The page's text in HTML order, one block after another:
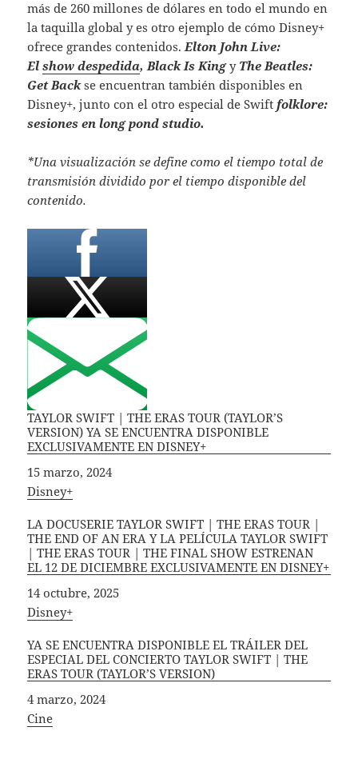
más de 260 millones de dólares en todo el mundo en
la taquilla global y es otro ejemplo de cómo Disney+
ofrece grandes contenidos. Elton John Live:
Elshow despedida, Black Is KingyThe Beatles:
Get Backse encuentran también disponibles en
Disney+, junto con el otro especial de Swift folklore:
sesiones en long pond studio.
*Una visualización se define como el tiempo total de
transmisión dividido por el tiempo disponible del
contenido.
TAYLOR SWIFT | THE ERAS TOUR (TAYLOR’S
VERSION) YA SE ENCUENTRA DISPONIBLE
EXCLUSIVAMENTE EN DISNEY+
Fecha
15 marzo, 2024
In relation to
Disney+
LA DOCUSERIE TAYLOR SWIFT | THE ERAS TOUR |
THE END OF AN ERA Y LA PELÍCULA TAYLOR SWIFT
| THE ERAS TOUR | THE FINAL SHOW ESTRENAN
EL 12 DE DICIEMBRE EXCLUSIVAMENTE EN DISNEY+
Fecha
14 octubre, 2025
In relation to
Disney+
YA SE ENCUENTRA DISPONIBLE EL TRÁILER DEL
ESPECIAL DEL CONCIERTO TAYLOR SWIFT | THE
ERAS TOUR (TAYLOR’S VERSION)
Fecha
4 marzo, 2024
In relation to
Cine